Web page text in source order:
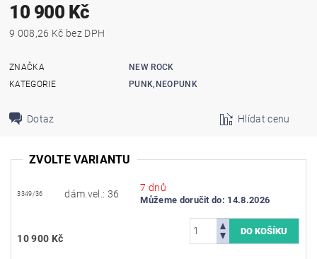
10 900 Kč
9 008,26 Kč bez DPH
ZNAČKA
NEW ROCK
KATEGORIE
PUNK,NEOPUNK
Dotaz Hlídat cenu
ZVOLTE VARIANTU
3349/36 dám.vel.: 36
7 dnů
Můžeme doručit do: 14.8.2026
10 900 Kč